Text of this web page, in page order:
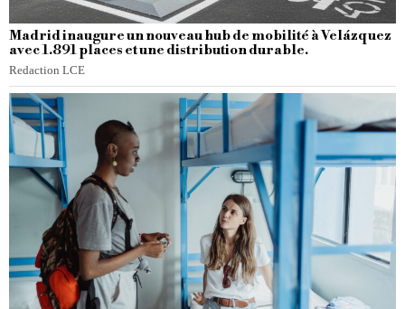
Madrid inaugure un nouveau hub de mobilité à Velázquez
avec 1.891 places et une distribution durable.
Redaction LCE